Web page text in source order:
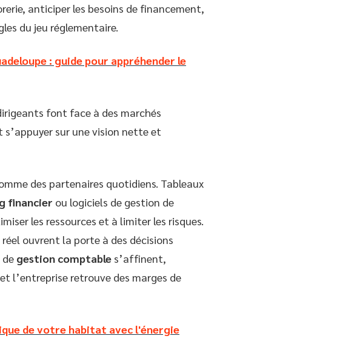
anticiper les besoins de financement,
du jeu réglementaire.
: guide pour appréhender le
font face à des marchés
sur une vision nette et
des partenaires quotidiens. Tableaux
financier ou logiciels de gestion de
les ressources et à limiter les risques.
ouvrent la porte à des décisions
gestion comptable s’affinent,
l’entreprise retrouve des marges de
de votre habitat avec l'énergie